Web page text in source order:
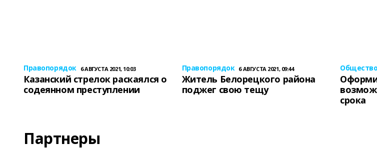
Правопорядок 6 АВГУСТА 2021, 10:03
Казанский стрелок раскаялся о
содеянном преступлении
Правопорядок 6 АВГУСТА 2021, 09:44
Житель Белорецкого района
поджег свою тещу
Общество
срока
Партнеры